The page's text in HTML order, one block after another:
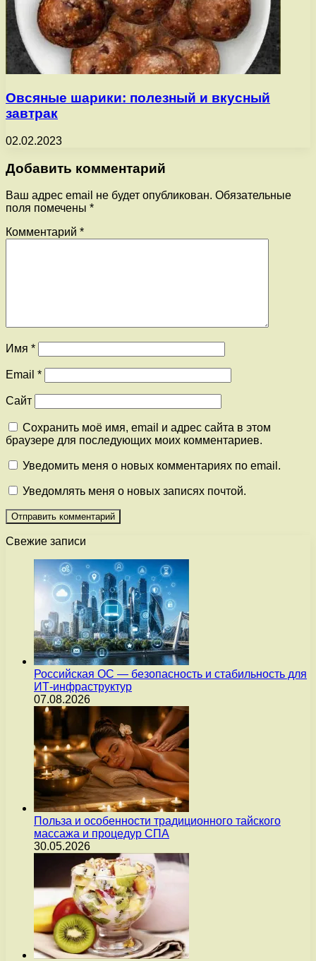
Овсяные шарики: полезный и вкусный
завтрак
02.02.2023
Добавить комментарий
Ваш адрес email не будет опубликован. Обязательные
поля помечены *
Комментарий *
Имя *
Email *
Сайт
Сохранить моё имя, email и адрес сайта в этом
браузере для последующих моих комментариев.
Уведомить меня о новых комментариях по email.
Уведомлять меня о новых записях почтой.
Свежие записи
Российская ОС — безопасность и стабильность для
ИТ-инфраструктур
07.08.2026
Польза и особенности традиционного тайского
массажа и процедур СПА
30.05.2026